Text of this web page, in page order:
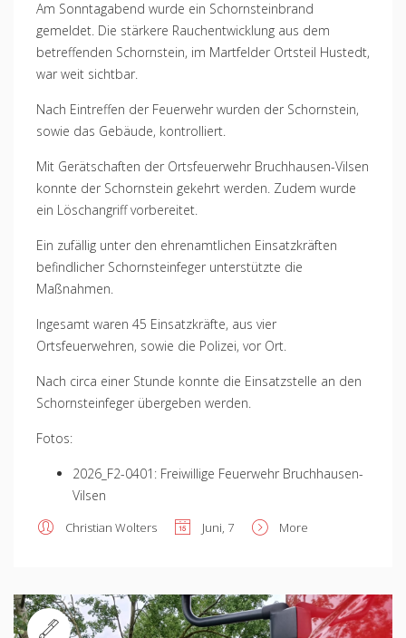
Am Sonntagabend wurde ein Schornsteinbrand
gemeldet. Die stärkere Rauchentwicklung aus dem
betreffenden Schornstein, im Martfelder Ortsteil Hustedt,
war weit sichtbar.
Nach Eintreffen der Feuerwehr wurden der Schornstein,
sowie das Gebäude, kontrolliert.
Mit Gerätschaften der Ortsfeuerwehr Bruchhausen-Vilsen
konnte der Schornstein gekehrt werden. Zudem wurde
ein Löschangriff vorbereitet.
Ein zufällig unter den ehrenamtlichen Einsatzkräften
befindlicher Schornsteinfeger unterstützte die
Maßnahmen.
Ingesamt waren 45 Einsatzkräfte, aus vier
Ortsfeuerwehren, sowie die Polizei, vor Ort.
Nach circa einer Stunde konnte die Einsatzstelle an den
Schornsteinfeger übergeben werden.
Fotos:
2026_F2-0401: Freiwillige Feuerwehr Bruchhausen-
Vilsen
Christian Wolters Juni, 7 More